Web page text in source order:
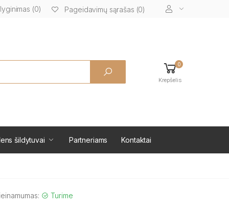
(0) Pageidavimų sąrašas (0)
0
Krepšelis
šildytuvai Partneriams Kontaktai
Turime